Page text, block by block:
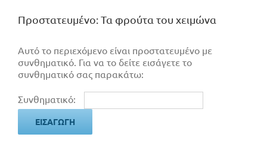
Πρoστατευμένο: Τα φρούτα του χειμώνα
Αυτό το περιεχόμενο είναι προστατευμένο με
συνθηματικό. Για να το δείτε εισάγετε το
συνθηματικό σας παρακάτω:
Συνθηματικό: